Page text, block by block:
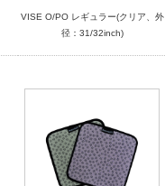
VISE O/PO レギュラー(クリア、外
径：31/32inch)